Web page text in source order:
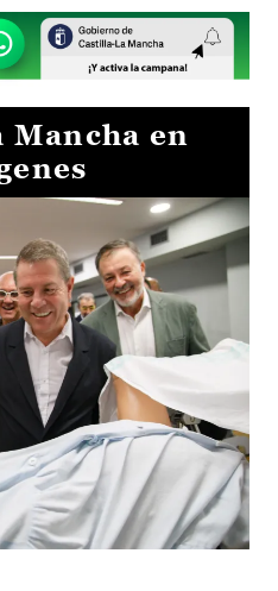
Mancha en